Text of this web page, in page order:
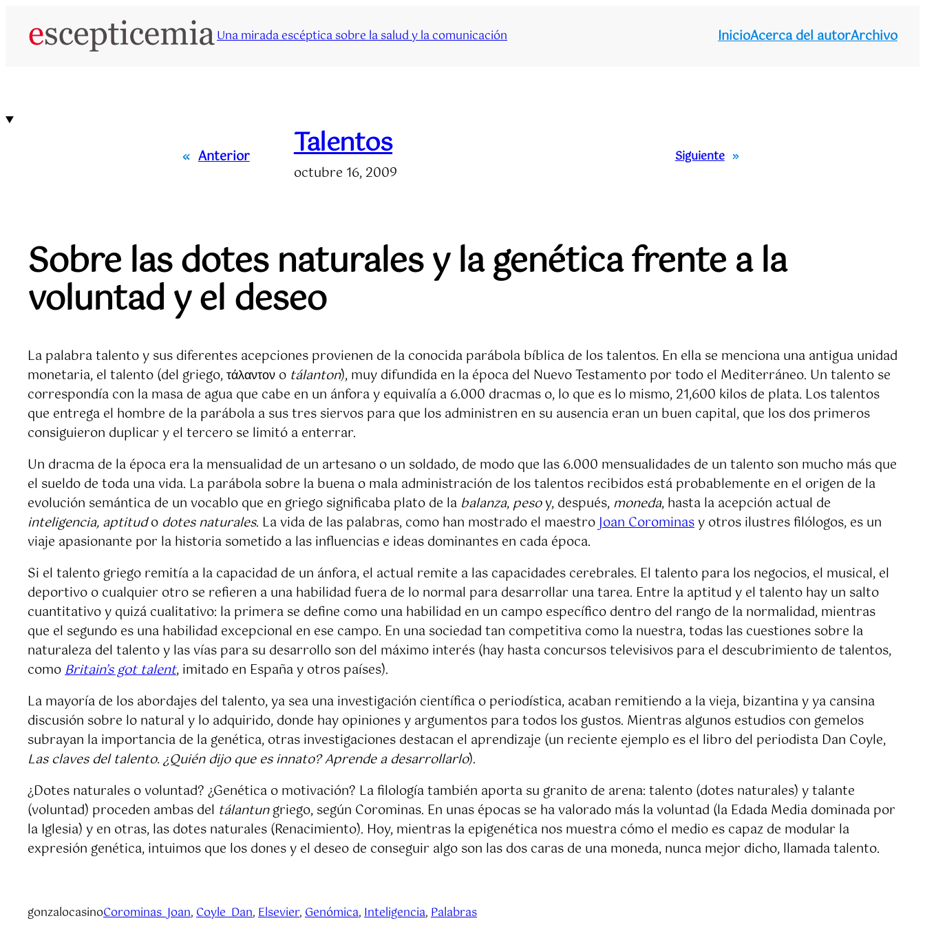
Una mirada escéptica sobre la salud y la comunicación InicioAcerca del autorArchivo
« Anterior Talentos
octubre 16, 2009
Siguiente »
Sobre las dotes naturales y la genética frente a la
voluntad y el deseo
La palabra talento y sus diferentes acepciones provienen de la conocida parábola bíblica de los talentos. En ella se menciona una antigua unidad
monetaria, el talento (del griego, τάλαντον o tálanton), muy difundida en la época del Nuevo Testamento por todo el Mediterráneo. Un talento se
correspondía con la masa de agua que cabe en un ánfora y equivalía a 6.000 dracmas o, lo que es lo mismo, 21,600 kilos de plata. Los talentos
que entrega el hombre de la parábola a sus tres siervos para que los administren en su ausencia eran un buen capital, que los dos primeros
consiguieron duplicar y el tercero se limitó a enterrar.
Un dracma de la época era la mensualidad de un artesano o un soldado, de modo que las 6.000 mensualidades de un talento son mucho más que
el sueldo de toda una vida. La parábola sobre la buena o mala administración de los talentos recibidos está probablemente en el origen de la
evolución semántica de un vocablo que en griego significaba plato de la balanza, pesoy, después, moneda, hasta la acepción actual de
inteligencia, aptitudo dotes naturales. La vida de las palabras, como han mostrado el maestro Joan Corominas y otros ilustres filólogos, es un
viaje apasionante por la historia sometido a las influencias e ideas dominantes en cada época.
Si el talento griego remitía a la capacidad de un ánfora, el actual remite a las capacidades cerebrales. El talento para los negocios, el musical, el
deportivo o cualquier otro se refieren a una habilidad fuera de lo normal para desarrollar una tarea. Entre la aptitud y el talento hay un salto
cuantitativo y quizá cualitativo: la primera se define como una habilidad en un campo específico dentro del rango de la normalidad, mientras
que el segundo es una habilidad excepcional en ese campo. En una sociedad tan competitiva como la nuestra, todas las cuestiones sobre la
naturaleza del talento y las vías para su desarrollo son del máximo interés (hay hasta concursos televisivos para el descubrimiento de talentos,
comoBritain’s got talent, imitado en España y otros países).
La mayoría de los abordajes del talento, ya sea una investigación científica o periodística, acaban remitiendo a la vieja, bizantina y ya cansina
discusión sobre lo natural y lo adquirido, donde hay opiniones y argumentos para todos los gustos. Mientras algunos estudios con gemelos
subrayan la importancia de la genética, otras investigaciones destacan el aprendizaje (un reciente ejemplo es el libro del periodista Dan Coyle,
Las claves del talento. ¿Quién dijo que es innato? Aprende a desarrollarlo).
¿Dotes naturales o voluntad? ¿Genética o motivación? La filología también aporta su granito de arena: talento (dotes naturales) y talante
(voluntad) proceden ambas del tálantungriego, según Corominas. En unas épocas se ha valorado más la voluntad (la Edada Media dominada por
la Iglesia) y en otras, las dotes naturales (Renacimiento). Hoy, mientras la epigenética nos muestra cómo el medio es capaz de modular la
expresión genética, intuimos que los dones y el deseo de conseguir algo son las dos caras de una moneda, nunca mejor dicho, llamada talento.
gonzalocasinoCorominas_Joan, Coyle_Dan, Elsevier, Genómica, Inteligencia, Palabras